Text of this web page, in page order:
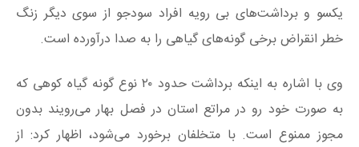
یکسو و برداشت‌های بی رویه افراد سودجو از سوی دیگر زنگ
خطر انقراض برخی گونه‌های گیاهی را به صدا درآورده است.
وی با اشاره به اینکه برداشت حدود ۲۰ نوع گونه گیاه کوهی که
به صورت خود رو در مراتع استان در فصل بهار می‌رویند بدون
مجوز ممنوع است. با متخلفان برخورد می‌شود، اظهار کرد: از